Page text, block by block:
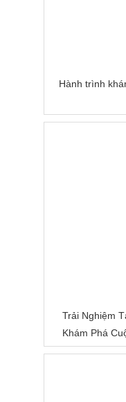
Hành trình
Trải Nghiệm
Khám Phá